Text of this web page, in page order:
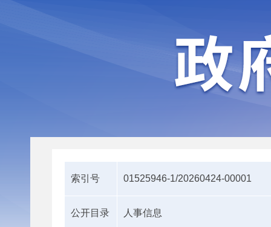
索引号 01525946-1/20260424-00001
公开目录 人事信息